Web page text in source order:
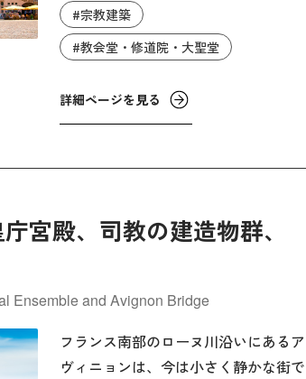
ィッテンベルク城の付属聖堂、アイス
レーベンのルターの生家と没した家が
含まれます。特にヴィッテンベルク城
の付属聖堂は、1517年10月31日にルタ
ーが有名な「95か条の論題」を掲げた
となり、西洋の宗教史・政治史に新た
の舞台として、ドイツ国内だけでな
歴史において極めて重要な意義を持っ
#宗教建築
#教会堂・修道院・大聖堂
詳細ページを見る
宮殿、司教の建造物群、
Ensemble and Avignon Bridge
フランス南部のローヌ川沿いにあるア
ヴィニョンは、今は小さく静かな街で